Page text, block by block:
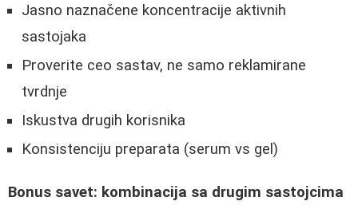
Jasno naznačene koncentracije aktivnih
sastojaka
Proverite ceo sastav, ne samo reklamirane
tvrdnje
Iskustva drugih korisnika
Konsistenciju preparata (serum vs gel)
Bonus savet: kombinacija sa drugim sastojcima